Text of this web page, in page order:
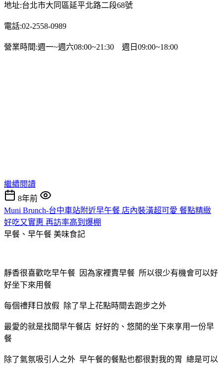
地址:台北市大同區延平北路二段68號
電話:02-2558-0989
營業時間:週一~週六08:00~21:30 週日09:00~18:00
繼續閱讀
8年前
Muni Brunch-台中車站附近早午餐 店內裝潢超可愛 餐點精緻
好吃又實惠 再訪率高到爆棚
早餐、早午餐 美味食記
靜香很喜歡吃早午餐 因為家裡賣早餐 所以很少有機會可以好
好坐下來用餐
每個禮拜日放假 除了早上花點時間去跑步之外
最愛的就是找間早午餐店 好好的、悠閒的坐下來享用一份早
餐
除了氣氛吸引人之外 早午餐的餐點也都很對我的胃 總是可以